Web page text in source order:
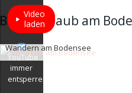
Video
laden
YouTube
immer
entsperren
Bilder Urlaub am
Wandern am Bodensee